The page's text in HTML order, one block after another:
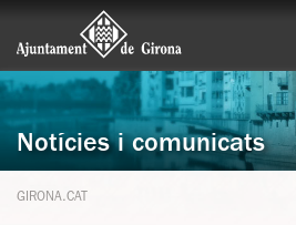
Notícies i comunicats
GIRONA.CAT